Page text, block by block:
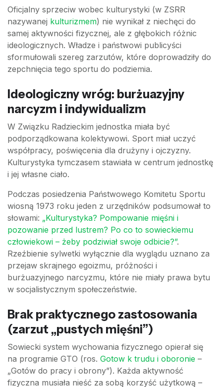
Oficjalny sprzeciw wobec kulturystyki (w ZSRR
nazywanej kulturizmem) nie wynikał z niechęci do
samej aktywności fizycznej, ale z głębokich różnic
ideologicznych. Władze i państwowi publicyści
sformułowali szereg zarzutów, które doprowadziły do
zepchnięcia tego sportu do podziemia.
Ideologiczny wróg: burżuazyjny
narcyzm i indywidualizm
W Związku Radzieckim jednostka miała być
podporządkowana kolektywowi. Sport miał uczyć
współpracy, poświęcenia dla drużyny i ojczyzny.
Kulturystyka tymczasem stawiała w centrum jednostkę
i jej własne ciało.
Podczas posiedzenia Państwowego Komitetu Sportu
wiosną 1973 roku jeden z urzędników podsumował to
słowami: „Kulturystyka? Pompowanie mięśni i
pozowanie przed lustrem? Po co to sowieckiemu
człowiekowi – żeby podziwiał swoje odbicie?”.
Rzeźbienie sylwetki wyłącznie dla wyglądu uznano za
przejaw skrajnego egoizmu, próżności i
burżuazyjnego narcyzmu, które nie miały prawa bytu
w socjalistycznym społeczeństwie.
Brak praktycznego zastosowania
(zarzut „pustych mięśni”)
Sowiecki system wychowania fizycznego opierał się
na programie GTO (ros. Gotow k trudu i oboronie –
„Gotów do pracy i obrony”). Każda aktywność
fizyczna musiała nieść za sobą korzyść użytkową –